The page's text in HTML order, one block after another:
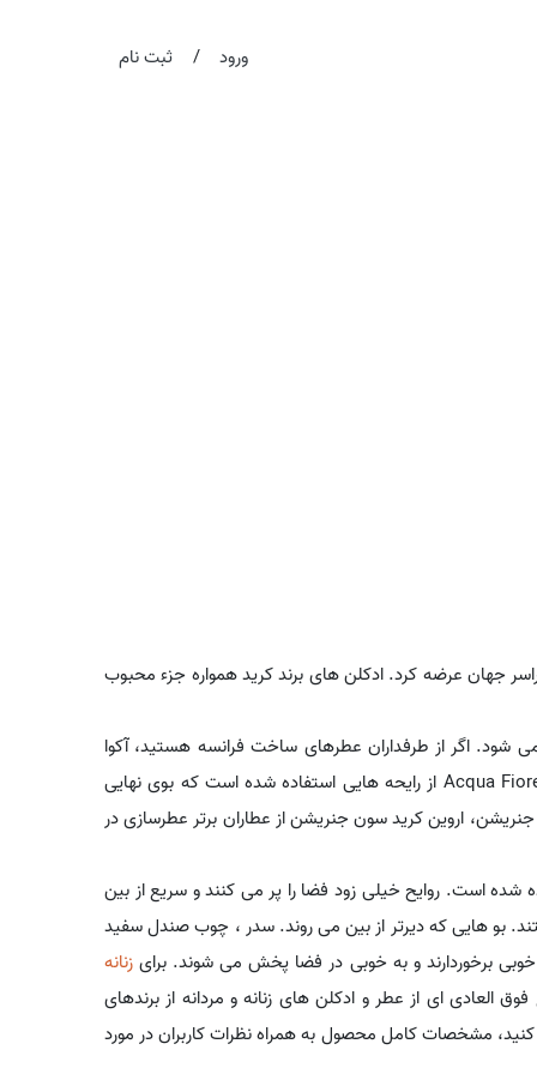
ورود / ثبت نام
به فروشگاه های سراسر جهان عرضه کرد. ادکلن های برند کرید همواره جزء محبوب
اگر از طرفداران عطرهای ساخت فرانسه هستید، آکوا
فیورنتینا می تواند پیشنهاد خوبی برای خرید عطر شما باشد. در Acqua Fiorentina از رایحه هایی استفاده شده است که بوی نهایی
اروین کرید سون جنریشن از عطاران برتر عطرسازی در
است. روایح خیلی زود فضا را پر می کنند و سریع از بین
بو هایی که دیرتر از بین می روند. سدر ، چوب صندل سفید
برخوردارند و به خوبی در فضا پخش می شوند. برای زنانه
العادی ای از عطر و ادکلن های زنانه و مردانه از برندهای
مشخصات کامل محصول به همراه نظرات کاربران در مورد